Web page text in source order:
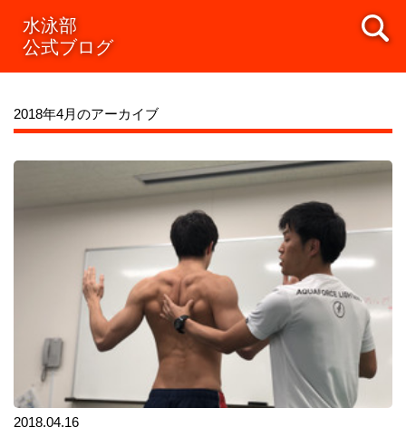
水泳部
公式ブログ
2018年4月のアーカイブ
2018.04.16